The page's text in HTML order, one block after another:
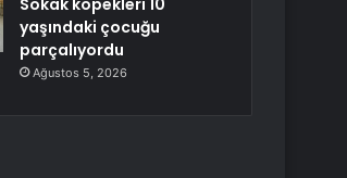
Sokak köpekleri 10
yaşındaki çocuğu
parçalıyordu
Ağustos 5, 2026